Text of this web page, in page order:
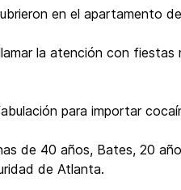
en el apartamento
la atención con
para importar
de 40 años, Bates, 20
de Atlanta.